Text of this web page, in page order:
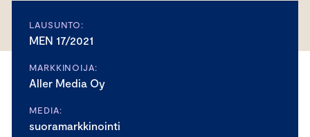
LAUSUNTO:
MEN 17/2021
MARKKINOIJA:
Aller Media Oy
MEDIA:
suoramarkkinointi